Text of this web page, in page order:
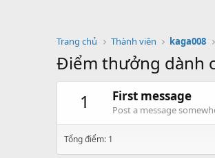
Trang chủ Thành viên kaga008
Điểm thưởng dành
1
First message
Post a message
Tổng điểm: 1